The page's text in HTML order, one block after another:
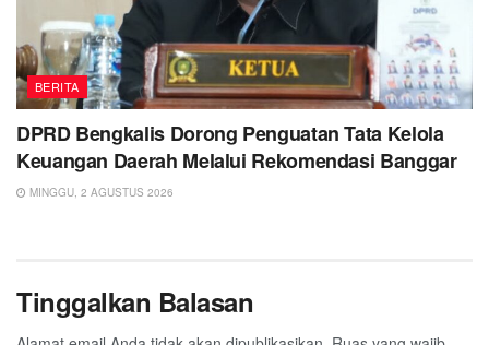
BERITA
DPRD Bengkalis Dorong Penguatan Tata Kelola
Keuangan Daerah Melalui Rekomendasi Banggar
MINGGU, 2 AGUSTUS 2026
Tinggalkan Balasan